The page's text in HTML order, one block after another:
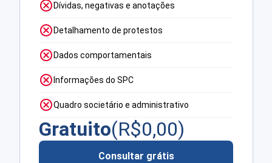
Dívidas, negativas e anotações
Detalhamento de protestos
Dados comportamentais
Informações do SPC
Quadro societário e administrativo
Gratuito(R$0,00)
Consultar grátis